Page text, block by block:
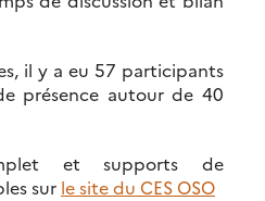
il y a eu 57 participants
présence autour de 40
et supports de
sur le site du CES OSO